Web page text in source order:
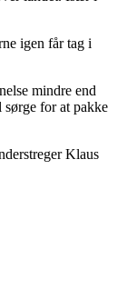
igen får tag i
mindre end
for at pakke
Klaus